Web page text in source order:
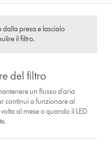
dalla presa e lascialo
il filtro.
del filtro
un flusso d'aria
continui a funzionare al
al mese o quando il LED